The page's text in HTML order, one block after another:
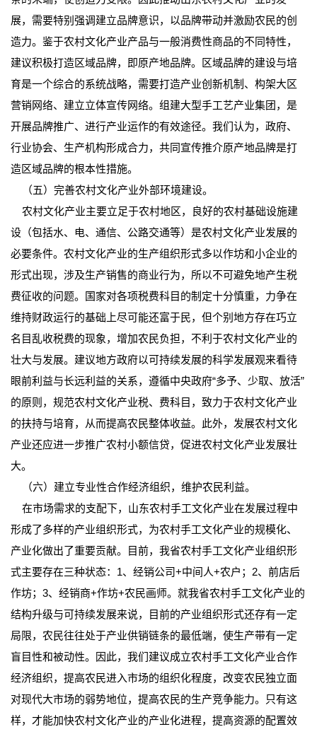
展，需要特别强调建立品牌意识，以品牌带动并激励农民的创
造力。鉴于农村文化产业产品与一般消费性商品的不同特性，
建议积极打造区域品牌，即原产地品牌。区域品牌的建设与培
育是一个综合的系统战略，需要打造产业创新机制、构架大区
营销网络、建立立体宣传网络。组建大型手工艺产业集团，是
开展品牌推广、进行产业运作的有效途径。我们认为，政府、
行业协会、生产机构形成合力，共同宣传推介原产地品牌是打
造区域品牌的根本性措施。
（五）完善农村文化产业外部环境建设。
农村文化产业主要立足于农村地区，良好的农村基础设施建
设（包括水、电、通信、公路交通等）是农村文化产业发展的
必要条件。农村文化产业的生产组织形式多以作坊和小企业的
形式出现，涉及生产销售的商业行为，所以不可避免地产生税
费征收的问题。国家对各项税费科目的制定十分慎重，力争在
维持财政运行的基础上尽可能还富于民，但个别地方存在巧立
名目乱收税费的现象，增加农民负担，不利于农村文化产业的
壮大与发展。建议地方政府以可持续发展的科学发展观来看待
眼前利益与长远利益的关系，遵循中央政府“多予、少取、放活”
的原则，规范农村文化产业税、费科目，致力于农村文化产业
的扶持与培育，从而提高农民整体收益。此外，发展农村文化
产业还应进一步推广农村小额信贷，促进农村文化产业发展壮
大。
（六）建立专业性合作经济组织，维护农民利益。
在市场需求的支配下，山东农村手工文化产业在发展过程中
形成了多样的产业组织形式，为农村手工文化产业的规模化、
产业化做出了重要贡献。目前，我省农村手工文化产业组织形
式主要存在三种状态：1、经销公司+中间人+农户；2、前店后
作坊；3、经销商+作坊+农民画师。就我省农村手工文化产业的
结构升级与可持续发展来说，目前的产业组织形式还存有一定
局限，农民往往处于产业供销链条的最低端，使生产带有一定
盲目性和被动性。因此，我们建议成立农村手工文化产业合作
经济组织，提高农民进入市场的组织化程度，改变农民独立面
对现代大市场的弱势地位，提高农民的生产竞争能力。只有这
样，才能加快农村文化产业的产业化进程，提高资源的配置效